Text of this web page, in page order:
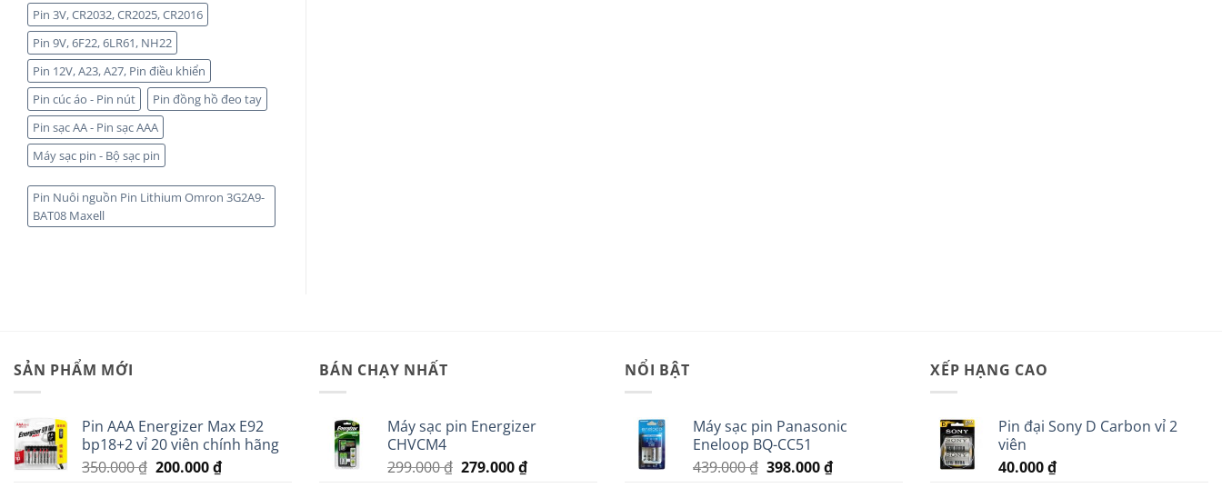
Pin 3V, CR2032, CR2025, CR2016
Pin 9V, 6F22, 6LR61, NH22
Pin 12V, A23, A27, Pin điều khiển
Pin cúc áo - Pin nút
Pin đồng hồ đeo tay
Pin sạc AA - Pin sạc AAA
Máy sạc pin - Bộ sạc pin
Pin Nuôi nguồn Pin Lithium Omron 3G2A9-
BAT08 Maxell
SẢN PHẨM MỚI
Pin AAA Energizer Max E92
bp18+2 vỉ 20 viên chính hãng
350.000₫ Giá
200.000₫Giá
BÁN CHẠY NHẤT
Máy sạc pin Energizer
CHVCM4
299.000₫ Giá
279.000₫Giá
NỔI BẬT
Máy sạc pin Panasonic
Eneloop BQ-CC51
439.000₫ Giá
398.000₫Giá
XẾP HẠNG CAO
Pin đại Sony D Carbon vỉ 2
viên
40.000₫